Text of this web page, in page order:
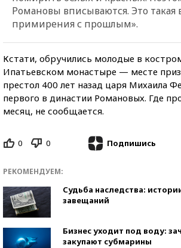
Романовы вписываются. Это такая
примирения с прошлым».
Кстати, обручились молодые в
Ипатьевском монастыре — месте
престол 400 лет назад царя Михаила
первого в династии Романовых. Где
месяц, не сообщается.
0 0 Подпишись
РЕКОМЕНДУЕМ:
Судьба наследства:
завещаний
Бизнес уходит под воду:
закупают субмарины